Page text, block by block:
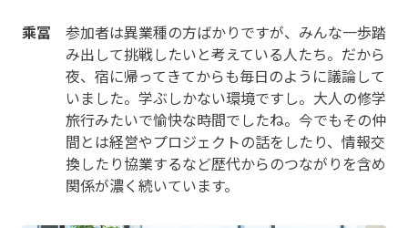
乘冨 参加者は異業種の方ばかりですが、みんな一歩踏
み出して挑戦したいと考えている人たち。だから
夜、宿に帰ってきてからも毎日のように議論して
いました。学ぶしかない環境ですし。大人の修学
旅行みたいで愉快な時間でしたね。今でもその仲
間とは経営やプロジェクトの話をしたり、情報交
換したり協業するなど歴代からのつながりを含め
関係が濃く続いています。